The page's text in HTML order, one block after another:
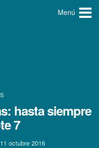
Menú
hasta siempre
7
11 octubre 2016